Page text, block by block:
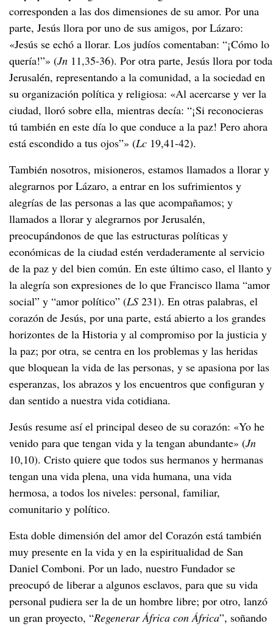
corresponden a las dos dimensiones de su amor. Por una
parte, Jesús llora por uno de sus amigos, por Lázaro:
«Jesús se echó a llorar. Los judíos comentaban: “¡Cómo lo
quería!”» (Jn 11,35-36). Por otra parte, Jesús llora por toda
Jerusalén, representando a la comunidad, a la sociedad en
su organización política y religiosa: «Al acercarse y ver la
ciudad, lloró sobre ella, mientras decía: “¡Si reconocieras
tú también en este día lo que conduce a la paz! Pero ahora
está escondido a tus ojos”» (Lc 19,41-42).
También nosotros, misioneros, estamos llamados a llorar y
alegrarnos por Lázaro, a entrar en los sufrimientos y
alegrías de las personas a las que acompañamos; y
llamados a llorar y alegrarnos por Jerusalén,
preocupándonos de que las estructuras políticas y
económicas de la ciudad estén verdaderamente al servicio
de la paz y del bien común. En este último caso, el llanto y
la alegría son expresiones de lo que Francisco llama “amor
social” y “amor político” (LS 231). En otras palabras, el
corazón de Jesús, por una parte, está abierto a los grandes
horizontes de la Historia y al compromiso por la justicia y
la paz; por otra, se centra en los problemas y las heridas
que bloquean la vida de las personas, y se apasiona por las
esperanzas, los abrazos y los encuentros que configuran y
dan sentido a nuestra vida cotidiana.
Jesús resume así el principal deseo de su corazón: «Yo he
venido para que tengan vida y la tengan abundante» (Jn
10,10). Cristo quiere que todos sus hermanos y hermanas
tengan una vida plena, una vida humana, una vida
hermosa, a todos los niveles: personal, familiar,
comunitario y político.
Esta doble dimensión del amor del Corazón está también
muy presente en la vida y en la espiritualidad de San
Daniel Comboni. Por un lado, nuestro Fundador se
preocupó de liberar a algunos esclavos, para que su vida
personal pudiera ser la de un hombre libre; por otro, lanzó
un gran proyecto, “Regenerar África con África”, soñando